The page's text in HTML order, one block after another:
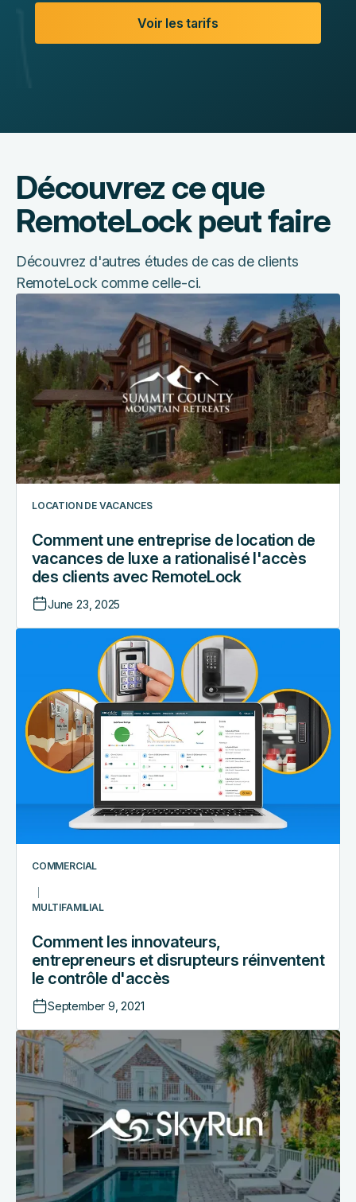
Voir les tarifs
Découvrez ce que
RemoteLock peut faire
Découvrez d'autres études de cas de clients
RemoteLock comme celle-ci.
LOCATION DE VACANCES
Comment une entreprise de location de
vacances de luxe a rationalisé l'accès
des clients avec RemoteLock
June 23, 2025
Comment
entreprise
de
location
vacances
de
luxe
a
l'accès
des
clients
avec
COMMERCIAL
MULTIFAMILIAL
Comment les innovateurs,
entrepreneurs et disrupteurs réinventent
le contrôle d'accès
September 9, 2021
entrepreneurs
disrupteurs
réinventent
d'accès
Comment
RemoteLock
a
contribué
moderniser
cette
entreprise
de